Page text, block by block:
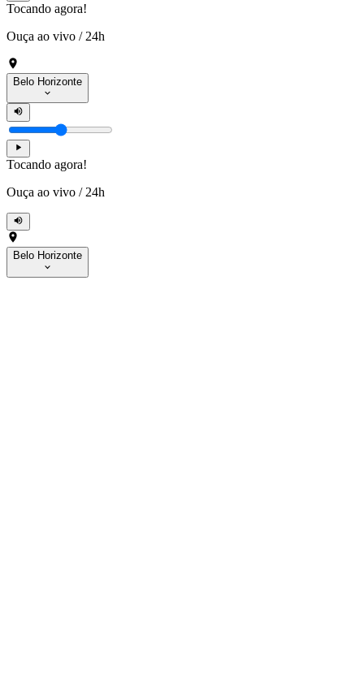
Tocando agora!
Ouça ao vivo / 24h
Belo Horizonte
Tocando agora!
Ouça ao vivo / 24h
Belo Horizonte